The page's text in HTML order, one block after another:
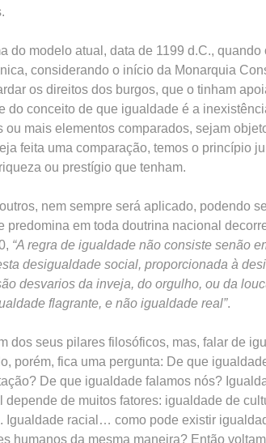
do modelo atual, data de 1199 d.C.,
considerando o início da Monarquia
os direitos dos burgos, que o tinham
do conceito de que igualdade é a
mais elementos comparados, sejam
feita uma comparação, temos o princípio
ou prestígio que tenham.
nem sempre será aplicado, podendo
predomina em toda doutrina nacional
“A regra de igualdade não consiste senão
desigualdade social, proporcionada à
desvarios da inveja, do orgulho, ou da
flagrante, e não igualdade real”.
dos seus pilares filosóficos, mas, falar de
porém, fica uma pergunta: De que
De que igualdade falamos nós?
de muitos fatores: igualdade de
racial… como pode existir
humanos da mesma maneira? Então